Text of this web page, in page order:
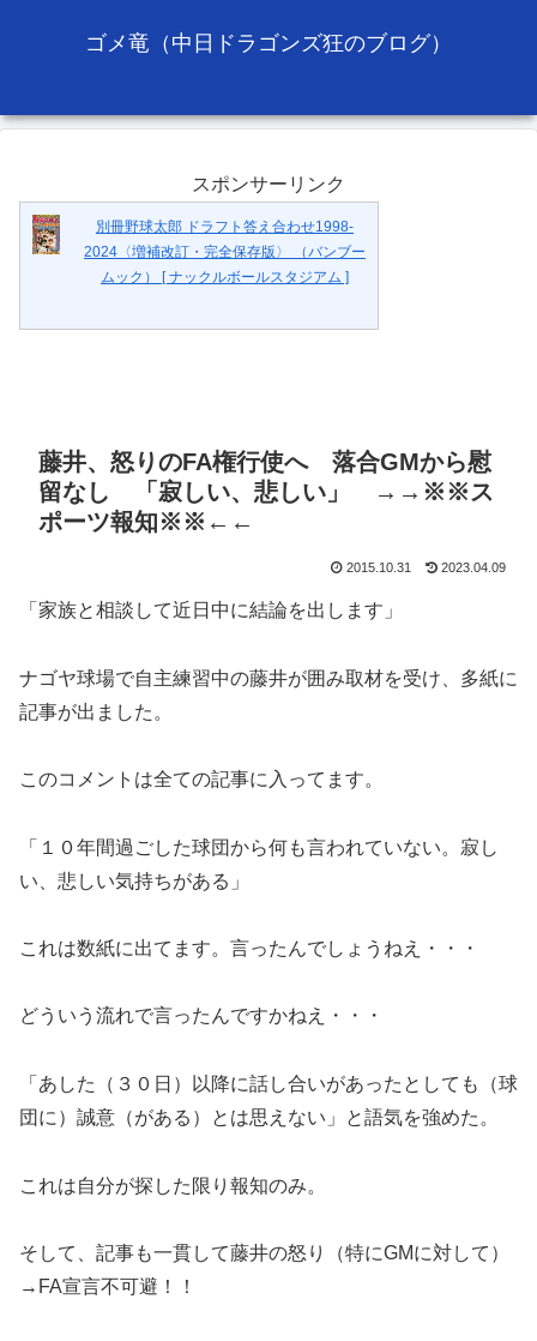
ゴメ竜（中日ドラゴンズ狂のブログ）
スポンサーリンク
別冊野球太郎 ドラフト答え合わせ1998-
2024〈増補改訂・完全保存版〉 （バンブー
ムック） [ ナックルボールスタジアム ]
藤井、怒りのFA権行使へ 落合GMから慰
留なし 「寂しい、悲しい」 →→※※ス
ポーツ報知※※←←
2015.10.31 2023.04.09
「家族と相談して近日中に結論を出します」
ナゴヤ球場で自主練習中の藤井が囲み取材を受け、多紙に
記事が出ました。
このコメントは全ての記事に入ってます。
「１０年間過ごした球団から何も言われていない。寂し
い、悲しい気持ちがある」
これは数紙に出てます。言ったんでしょうねえ・・・
どういう流れで言ったんですかねえ・・・
「あした（３０日）以降に話し合いがあったとしても（球
団に）誠意（がある）とは思えない」と語気を強めた。
これは自分が探した限り報知のみ。
そして、記事も一貫して藤井の怒り（特にGMに対して）
→FA宣言不可避！！